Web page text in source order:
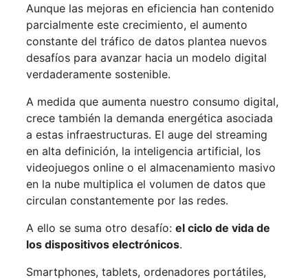
Aunque las mejoras en eficiencia han contenido
parcialmente este crecimiento, el aumento
constante del tráfico de datos plantea nuevos
desafíos para avanzar hacia un modelo digital
verdaderamente sostenible.
A medida que aumenta nuestro consumo digital,
crece también la demanda energética asociada
a estas infraestructuras. El auge del streaming
en alta definición, la inteligencia artificial, los
videojuegos online o el almacenamiento masivo
en la nube multiplica el volumen de datos que
circulan constantemente por las redes.
A ello se suma otro desafío: el ciclo de vida de
los dispositivos electrónicos.
Smartphones, tablets, ordenadores portátiles,